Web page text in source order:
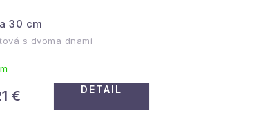
30 cm
s dvoma dnami
€ DETAIL